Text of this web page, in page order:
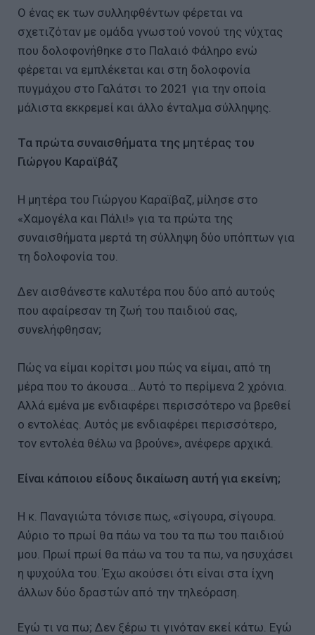
Ο ένας εκ των συλληφθέντων φέρεται να
σχετιζόταν με ομάδα γνωστού νονού της νύχτας
που δολοφονήθηκε στο Παλαιό Φάληρο ενώ
φέρεται να εμπλέκεται και στη δολοφονία
πυγμάχου στο Γαλάτσι το 2021 για την οποία
μάλιστα εκκρεμεί και άλλο ένταλμα σύλληψης.
Τα πρώτα συναισθήματα της μητέρας του
Γιώργου Καραϊβάζ
Η μητέρα του Γιώργου Καραϊβαζ, μίλησε στο
«Χαμογέλα και Πάλι!» για τα πρώτα της
συναισθήματα μερτά τη σύλληψη δύο υπόπτων για
τη δολοφονία του.
Δεν αισθάνεστε καλυτέρα που δύο από αυτούς
που αφαίρεσαν τη ζωή του παιδιού σας,
συνελήφθησαν;
Πώς να είμαι κορίτσι μου πώς να είμαι, από τη
μέρα που το άκουσα… Αυτό το περίμενα 2 χρόνια.
Αλλά εμένα με ενδιαφέρει περισσότερο να βρεθεί
ο εντολέας. Αυτός με ενδιαφέρει περισσότερο,
τον εντολέα θέλω να βρούνε», ανέφερε αρχικά.
Είναι κάποιου είδους δικαίωση αυτή για εκείνη;
Η κ. Παναγιώτα τόνισε πως, «σίγουρα, σίγουρα.
Αύριο το πρωί θα πάω να του τα πω του παιδιού
μου. Πρωί πρωί θα πάω να του τα πω, να ησυχάσει
η ψυχούλα του. Έχω ακούσει ότι είναι στα ίχνη
άλλων δύο δραστών από την τηλεόραση.
Εγώ τι να πω; Δεν ξέρω τι γινόταν εκεί κάτω. Εγώ